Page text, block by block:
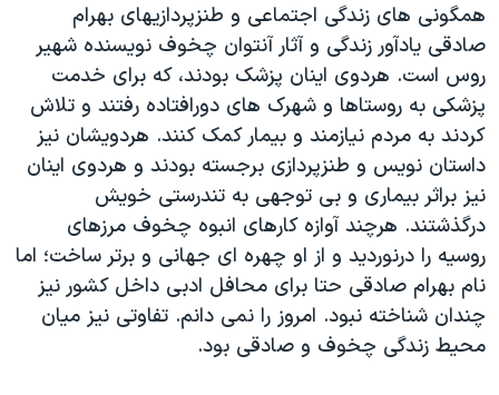
همگونی های زندگی اجتماعی و طنزپردازیهای بهرام
صادقی یادآور زندگی و آثار آنتوان چخوف نویسنده شهیر
روس است. هردوی اینان پزشک بودند، که برای خدمت
پزشکی به روستاها و شهرک های دورافتاده رفتند و تلاش
کردند به مردم نیازمند و بیمار کمک کنند. هردویشان نیز
داستان نویس و طنزپردازی برجسته بودند و هردوی اینان
نیز براثر بیماری و بی توجهی به تندرستی خویش
درگذشتند. هرچند آوازه کارهای انبوه چخوف مرزهای
روسیه را درنوردید و از او چهره ای جهانی و برتر ساخت؛ اما
نام بهرام صادقی حتا برای محافل ادبی داخل کشور نیز
چندان شناخته نبود. امروز را نمی دانم. تفاوتی نیز میان
محیط زندگی چخوف و صادقی بود.